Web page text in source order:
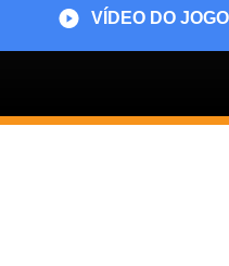
VÍDEO DO JOGO